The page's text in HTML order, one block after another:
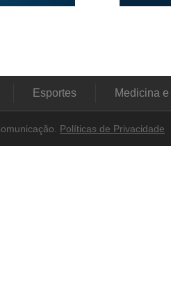
Esportes Medicina
Políticas de Privacidade